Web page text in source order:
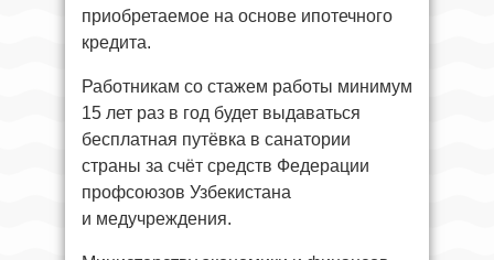
приобретаемое на основе ипотечного
кредита.
Работникам со стажем работы минимум
15 лет раз в год будет выдаваться
бесплатная путёвка в санатории
страны за счёт средств Федерации
профсоюзов Узбекистана
и медучреждения.